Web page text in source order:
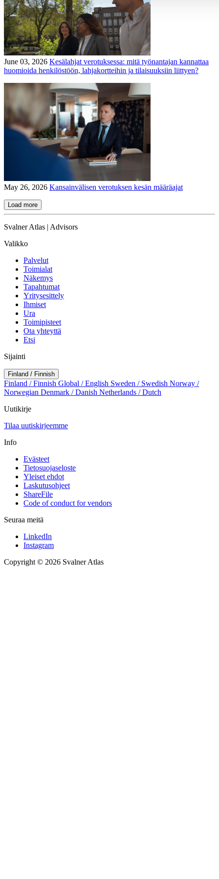
June 03, 2026 Kesälahjat verotuksessa: mitä työnantajan kannattaa
huomioida henkilöstöön, lahjakortteihin ja tilaisuuksiin liittyen?
May 26, 2026 Kansainvälisen verotuksen kesän määräajat
Load more
Svalner Atlas | Advisors
Valikko
Palvelut
Toimialat
Näkemys
Tapahtumat
Yritysesittely
Ihmiset
Ura
Toimipisteet
Ota yhteyttä
Etsi
Sijainti
Finland / Finnish
Finland / Finnish Global / English Sweden / Swedish Norway /
Norwegian Denmark / Danish Netherlands / Dutch
Uutikirje
Tilaa uutiskirjeemme
Info
Evästeet
Tietosuojaseloste
Yleiset ehdot
Laskutusohjeet
ShareFile
Code of conduct for vendors
Seuraa meitä
LinkedIn
Instagram
Copyright © 2026 Svalner Atlas